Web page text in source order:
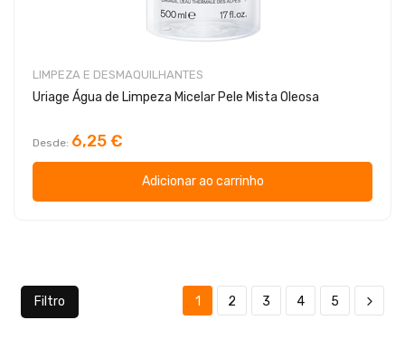
LIMPEZA E DESMAQUILHANTES
Uriage Água de Limpeza Micelar Pele Mista Oleosa
Desde 6,25 €
Adicionar ao carrinho
Filtro 1 2 3 4 5